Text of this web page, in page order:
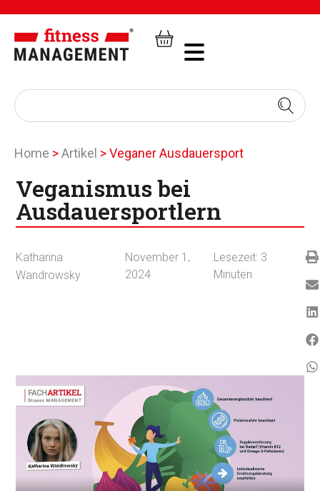
Home >Artikel >Veganer Ausdauersport
Veganismus bei
Ausdauersportlern
Katharina
Wandrowsky
November 1,
2024
Lesezeit: 3
Minuten